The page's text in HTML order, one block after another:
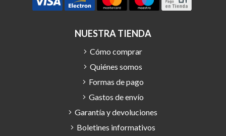
NUESTRA TIENDA
Cómo comprar
Quiénes somos
Formas de pago
Gastos de envío
Garantía y devoluciones
Boletines informativos